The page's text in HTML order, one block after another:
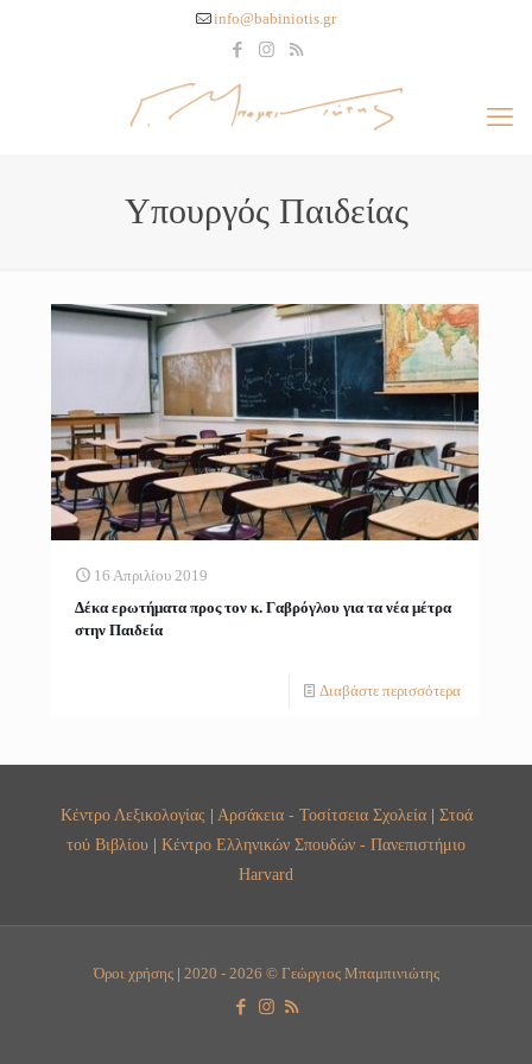
info@babiniotis.gr
Υπουργός Παιδείας
16 Απριλίου 2019
Δέκα ερωτήματα προς τον κ. Γαβρόγλου για τα νέα μέτρα
στην Παιδεία
Διαβάστε περισσότερα
Κέντρο Λεξικολογίας | Αρσάκεια - Τοσίτσεια Σχολεία| Στοά
τού Βιβλίου | Κέντρο Ελληνικών Σπουδών - Πανεπιστήμιο
Harvard
Όροι χρήσης| 2020 - 2026 © Γεώργιος Μπαμπινιώτης